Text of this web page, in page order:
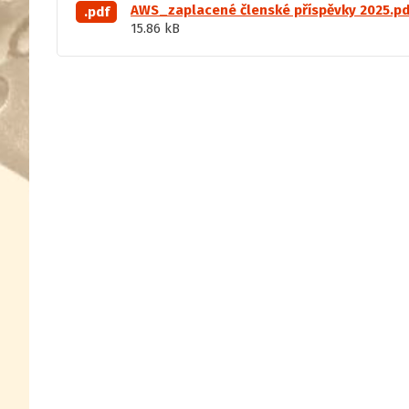
.pdf
AWS_zaplacené členské příspěvky
15.86 kB